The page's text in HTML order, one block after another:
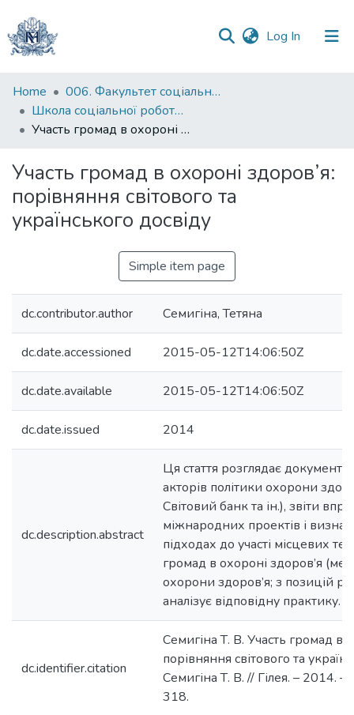
Log In (current)
Communities
&
Collections
Statistics
Home
006. Факультет соціальних наук і соціальних технологій
Школа соціальної роботи імені професора Володимира Полтавця
Участь громад в охороні здоров’я: порівняння світового та українського досвіду
Участь громад в охороні здоров’я:
порівняння світового та
українського досвіду
Simple item page
dc.contributor.author Семигіна, Тетяна
dc.date.accessioned 2015-05-12T14:06:50Z
dc.date.available 2015-05-12T14:06:50Z
dc.date.issued 2014
dc.description.abstract
Ця стаття розглядає
акторів політики охорони
Світовий банк та ін.), звіти
міжнародних проектів і
підходах до участі місцевих
громад в охороні здоров’я
охорони здоров’я; з позицій
аналізує відповідну практику.
dc.identifier.citation
Семигіна Т. В. Участь громад в
порівняння світового та
Семигіна Т. В. // Гілея. – 2014.
318.